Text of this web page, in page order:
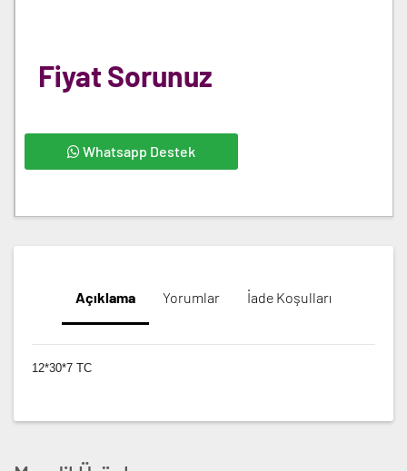
Fiyat Sorunuz
Whatsapp Destek
Açıklama Yorumlar İade Koşulları
12*30*7 TC